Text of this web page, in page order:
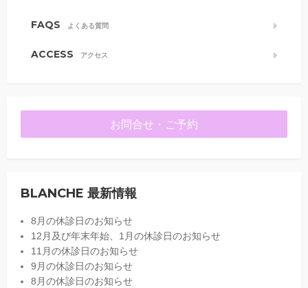
FAQS よくある質問
ACCESS アクセス
お問合せ・ご予約
BLANCHE 最新情報
8月の休診日のお知らせ
12月及び年末年始、1月の休診日のお知らせ
11月の休診日のお知らせ
9月の休診日のお知らせ
8月の休診日のお知らせ